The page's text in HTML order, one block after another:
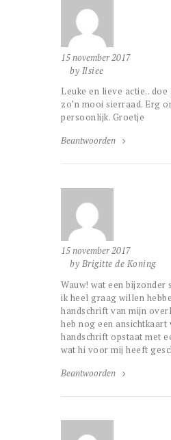
15 november 2017
by Ilsiee
Leuke en lieve actie..
zo’n mooi sierraad. Erg
persoonlijk. Groetje
Beantwoorden
15 november 2017
by Brigitte de Koning
Wauw! wat een bijzonder
ik heel graag willen
handschrift van mijn
heb nog een ansichtkaart
handschrift opstaat met
wat hi voor mij heeft
Beantwoorden